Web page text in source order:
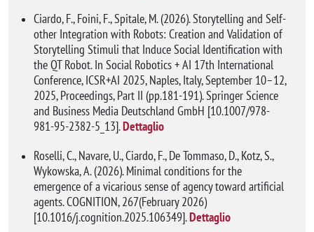
Ciardo, F., Foini, F., Spitale, M. (2026). Storytelling and Self-
other Integration with Robots: Creation and Validation of
Storytelling Stimuli that Induce Social Identification with
the QT Robot. In Social Robotics + AI 17th International
Conference, ICSR+AI 2025, Naples, Italy, September 10–12,
2025, Proceedings, Part II (pp.181-191). Springer Science
and Business Media Deutschland GmbH [10.1007/978-
981-95-2382-5_13].Dettaglio
Roselli, C., Navare, U., Ciardo, F., De Tommaso, D., Kotz, S.,
Wykowska, A. (2026). Minimal conditions for the
emergence of a vicarious sense of agency toward artificial
agents. COGNITION, 267(February 2026)
[10.1016/j.cognition.2025.106349].Dettaglio